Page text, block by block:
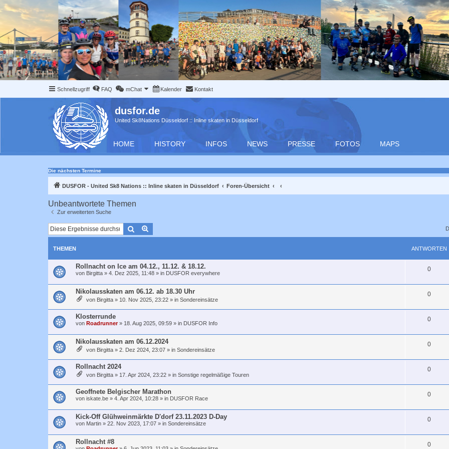
Schnellzugriff FAQ mChat Kalender Kontakt
dusfor.de
United Sk8Nations Düsseldorf :: Inline skaten in Düsseldorf
HOME HISTORY INFOS NEWS PRESSE FOTOS MAPS
Die nächsten Termine
DUSFOR - United Sk8 Nations :: Inline skaten in Düsseldorf Foren-Übersicht
Unbeantwortete Themen
Zur erweiterten Suche
Suche
THEMEN ANTWORTEN
Rollnacht on Ice am 04.12., 11.12. & 18.12.
von Birgitta » 4. Dez 2025, 11:48 » in DUSFOR everywhere
0
Nikolausskaten am 06.12. ab 18.30 Uhr
von Birgitta » 10. Nov 2025, 23:22 » in Sondereinsätze
0
Klosterrunde
von Roadrunner» 18. Aug 2025, 09:59 » in DUSFOR Info
0
Nikolausskaten am 06.12.2024
von Birgitta » 2. Dez 2024, 23:07 » in Sondereinsätze
0
Rollnacht 2024
von Birgitta » 17. Apr 2024, 23:22 » in Sonstige regelmäßige Touren
0
Geoffnete Belgischer Marathon
von iskate.be » 4. Apr 2024, 10:28 » in DUSFOR Race
0
Kick-Off Glühweinmärkte D'dorf 23.11.2023 D-Day
von Martin » 22. Nov 2023, 17:07 » in Sondereinsätze
0
Rollnacht #8 0